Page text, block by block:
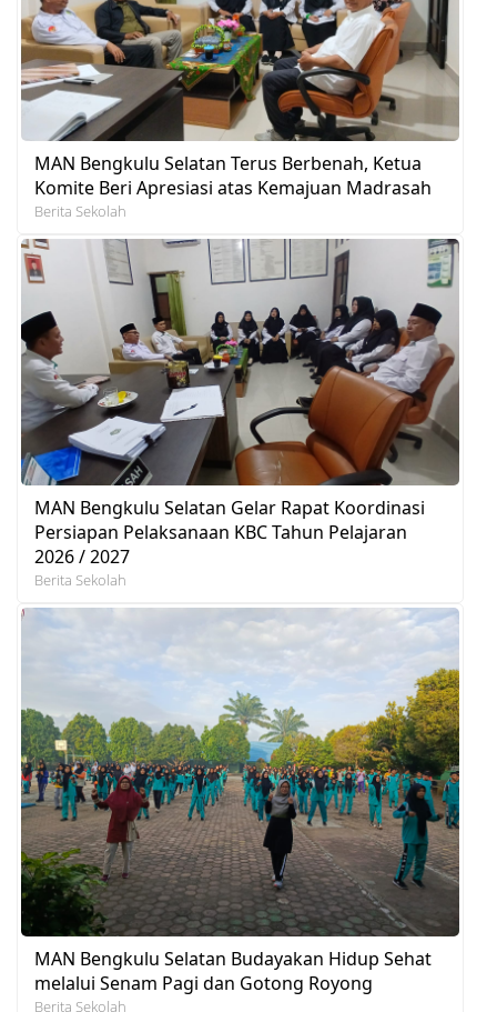
MAN Bengkulu Selatan Terus Berbenah, Ketua
Komite Beri Apresiasi atas Kemajuan Madrasah
Berita Sekolah
MAN Bengkulu Selatan Gelar Rapat Koordinasi
Persiapan Pelaksanaan KBC Tahun Pelajaran
2026 / 2027
Berita Sekolah
MAN Bengkulu Selatan Budayakan Hidup Sehat
melalui Senam Pagi dan Gotong Royong
Berita Sekolah